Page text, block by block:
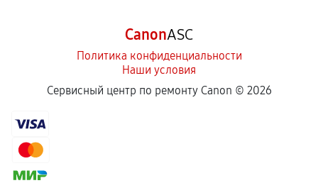
CanonASC
Политика конфиденциальности
Наши условия
Сервисный центр по ремонту Canon © 2026